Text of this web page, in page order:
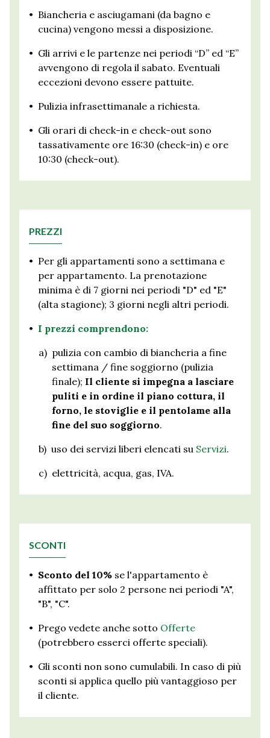
• Biancheria e asciugamani (da bagno e
cucina) vengono messi a disposizione.
• Gli arrivi e le partenze nei periodi “D” ed “E”
avvengono di regola il sabato. Eventuali
eccezioni devono essere pattuite.
• Pulizia infrasettimanale a richiesta.
• Gli orari di check-in e check-out sono
tassativamente ore 16:30 (check-in) e ore
10:30 (check-out).
PREZZI
• Per gli appartamenti sono a settimana e
per appartamento. La prenotazione
minima è di 7 giorni nei periodi "D" ed "E"
(alta stagione); 3 giorni negli altri periodi.
• I prezzi comprendono:
a) pulizia con cambio di biancheria a fine
settimana / fine soggiorno (pulizia
finale); Il cliente si impegna a lasciare
puliti e in ordine il piano cottura, il
forno, le stoviglie e il pentolame alla
fine del suo soggiorno.
b) uso dei servizi liberi elencati su Servizi.
c) elettricità, acqua, gas, IVA.
SCONTI
• Sconto del 10% se l'appartamento è
affittato per solo 2 persone nei periodi "A",
"B", "C".
• Prego vedete anche sotto Offerte
(potrebbero esserci offerte speciali).
• Gli sconti non sono cumulabili. In caso di più
sconti si applica quello più vantaggioso per
il cliente.